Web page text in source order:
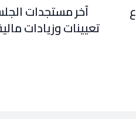
آخر مستجدات
تعيينات وزيادات